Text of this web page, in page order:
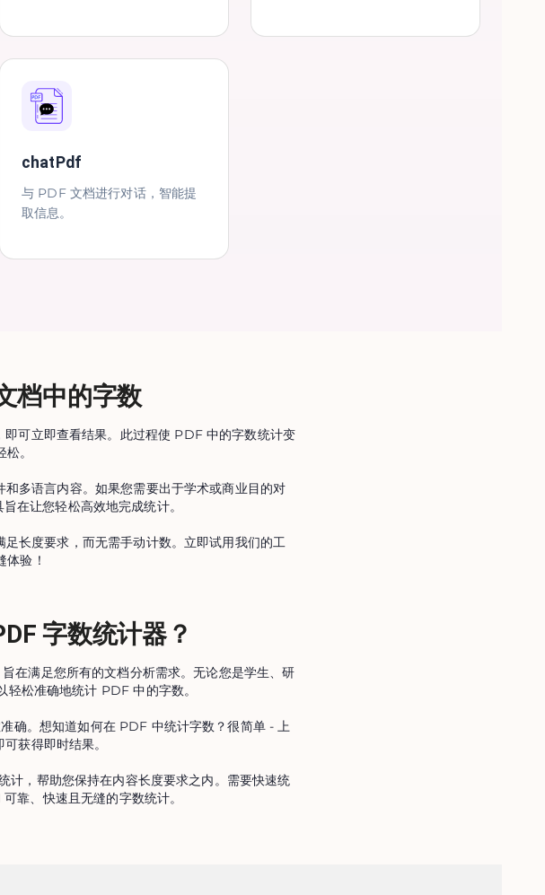
chatPdf
与 PDF 文档进行对话，智能提
取信息。
档中的字数
可立即查看结果。此过程使 PDF 中的字数统计变
。
多语言内容。如果您需要出于学术或商业目的对
在让您轻松高效地完成统计。
长度要求，而无需手动计数。立即试用我们的工
体验！
字数统计器？
在满足您所有的文档分析需求。无论您是学生、研
松准确地统计 PDF 中的字数。
确。想知道如何在 PDF 中统计字数？很简单 - 上
获得即时结果。
，帮助您保持在内容长度要求之内。需要快速统
靠、快速且无缝的字数统计。